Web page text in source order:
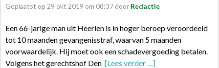
Geplaatst op 29 okt 2019 om 08:37 door Redactie
Een 66-jarige man uit Heerlen is in hoger beroep veroordeeld
tot 10 maanden gevangenisstraf, waarvan 5 maanden
voorwaardelijk. Hij moet ook een schadevergoeding betalen.
Volgens het gerechtshof Den [Lees verder …]